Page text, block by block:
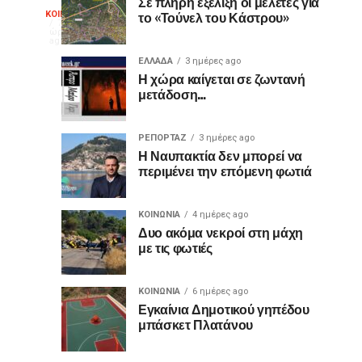
ΚΟΙΝΩΝΙΑ
7
ώρες
ago
Θερμό
χειροκρότημα
για
τον
«Ίωνα»
στο
Κάστρο
της
Ναυπάκτου
Με
μεγάλη
επιτυχία
πραγματοποιήθηκε
την
Τετάρτη,
Αυγούστου
2026,
στο
Κάστρο
της
Ναυπάκτου,
θεατρική
παράσταση «Ίων
του
Ευριπίδη:
κιθαριστής
Δημήτρης
Σουκαράς
το «Τούνελ του Κάστρου»
ΕΛΛΑΔΑ 3 ημέρες ago
Η χώρα καίγεται σε ζωντανή
μετάδοση…
ΡΕΠΟΡΤΑΖ 3 ημέρες ago
Η Ναυπακτία δεν μπορεί να
περιμένει την επόμενη φωτιά
ΚΟΙΝΩΝΙΑ 4 ημέρες ago
Δυο ακόμα νεκροί στη μάχη
με τις φωτιές
ΚΟΙΝΩΝΙΑ 6 ημέρες ago
Εγκαίνια Δημοτικού γηπέδου
μπάσκετ Πλατάνου